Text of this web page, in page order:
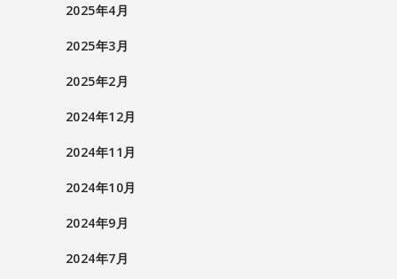
2025年4月
2025年3月
2025年2月
2024年12月
2024年11月
2024年10月
2024年9月
2024年7月